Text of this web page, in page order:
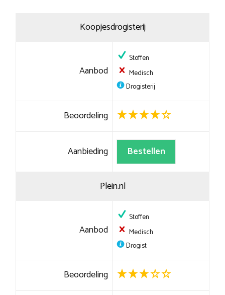
Koopjesdrogisterij
Aanbod
Stoffen
Medisch
Drogisterij
Beoordeling
Aanbieding Bestellen
Plein.nl
Aanbod
Stoffen
Medisch
Drogist
Beoordeling